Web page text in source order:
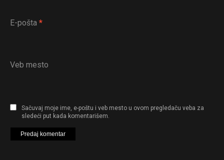
E-pošta *
Veb mesto
Sačuvaj moje ime, e-poštu i veb mesto u ovom pregledaču veba za
sledeći put kada komentarišem.